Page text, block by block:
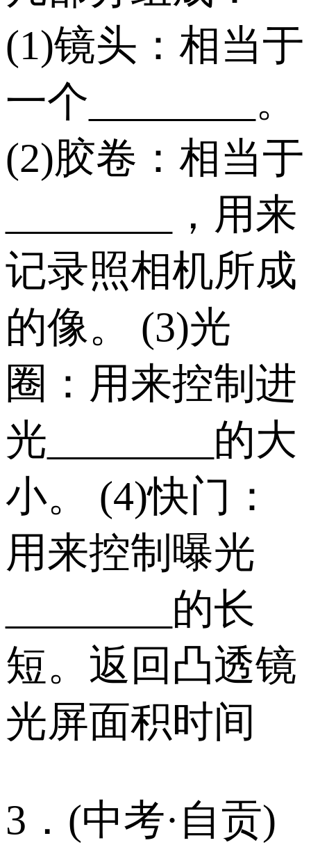
(1)镜头：相当于
一个________。
(2)胶卷：相当于
________，用来
记录照相机所成
的像。 (3)光
圈：用来控制进
光________的大
小。 (4)快门：
用来控制曝光
________的长
短。返回凸透镜
光屏面积时间
3．(中考·自贡)